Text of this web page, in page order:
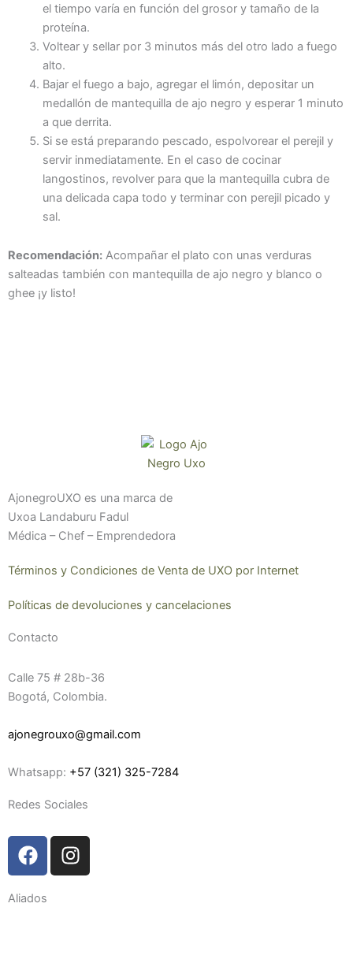
el tiempo varía en función del grosor y tamaño de la
proteína.
Voltear y sellar por 3 minutos más del otro lado a fuego
alto.
Bajar el fuego a bajo, agregar el limón, depositar un
medallón de mantequilla de ajo negro y esperar 1 minuto
a que derrita.
Si se está preparando pescado, espolvorear el perejil y
servir inmediatamente. En el caso de cocinar
langostinos, revolver para que la mantequilla cubra de
una delicada capa todo y terminar con perejil picado y
sal.
Recomendación: Acompañar el plato con unas verduras
salteadas también con mantequilla de ajo negro y blanco o
ghee ¡y listo!
AjonegroUXO es una marca de
Uxoa Landaburu Fadul
Médica – Chef – Emprendedora
Términos y Condiciones de Venta de UXO por Internet
Políticas de devoluciones y cancelaciones
Contacto
Calle 75 # 28b-36
Bogotá, Colombia.
ajonegrouxo@gmail.com
Whatsapp: +57 (321) 325-7284
Redes Sociales
F
a
e
I
n
Aliados